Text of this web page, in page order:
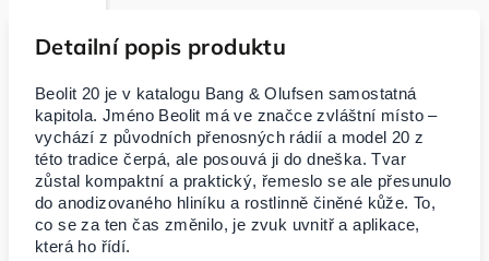
Detailní popis produktu
Beolit 20 je v katalogu Bang & Olufsen samostatná
kapitola. Jméno Beolit má ve značce zvláštní místo –
vychází z původních přenosných rádií a model 20 z
této tradice čerpá, ale posouvá ji do dneška. Tvar
zůstal kompaktní a praktický, řemeslo se ale přesunulo
do anodizovaného hliníku a rostlinně činěné kůže. To,
co se za ten čas změnilo, je zvuk uvnitř a aplikace,
která ho řídí.